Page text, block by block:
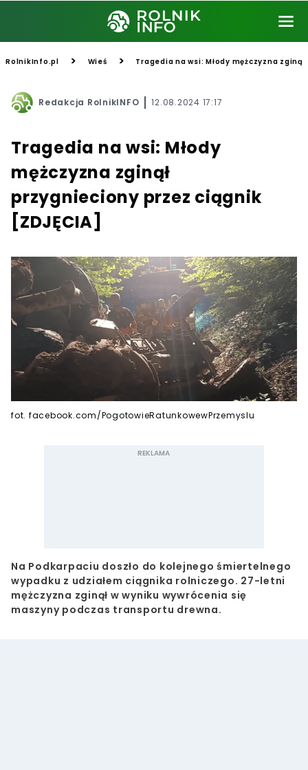
RolnikInfo.pl > Wieś > Tragedia na wsi: Młody mężczyzna
Redakcja RolnikINFO 12.08.2024 17:17
Tragedia na wsi: Młody
mężczyzna zginął
przygnieciony przez ciągnik
[ZDJĘCIA]
fot. facebook.com/PogotowieRatunkowewPrzemyslu
Na Podkarpaciu doszło do kolejnego śmiertelnego
wypadku z udziałem ciągnika rolniczego. 27-letni
mężczyzna zginął w wyniku wywrócenia się
maszyny podczas transportu drewna.